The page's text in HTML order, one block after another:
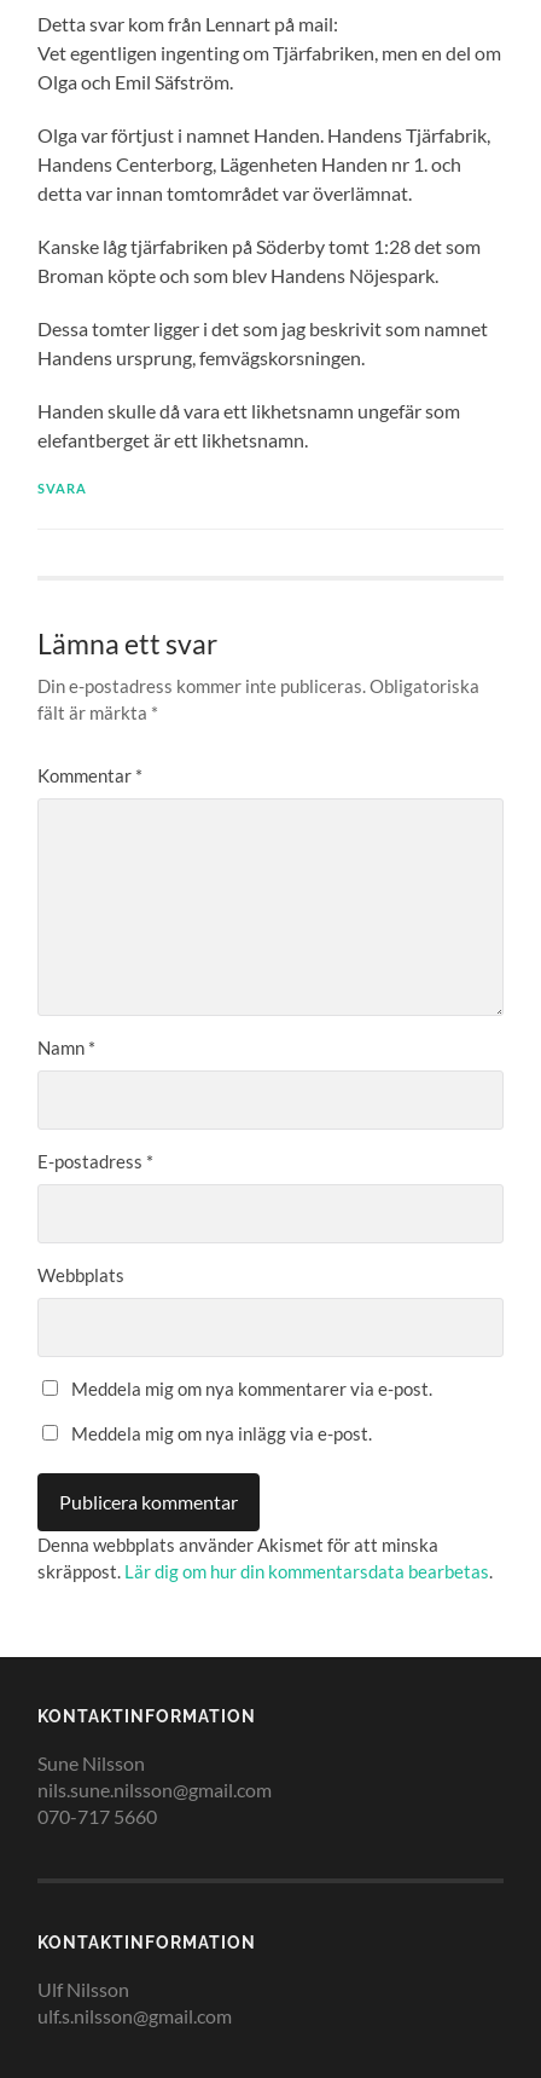
Detta svar kom från Lennart på mail:
Vet egentligen ingenting om Tjärfabriken, men en del om
Olga och Emil Säfström.
Olga var förtjust i namnet Handen. Handens Tjärfabrik,
Handens Centerborg, Lägenheten Handen nr 1. och
detta var innan tomtområdet var överlämnat.
Kanske låg tjärfabriken på Söderby tomt 1:28 det som
Broman köpte och som blev Handens Nöjespark.
Dessa tomter ligger i det som jag beskrivit som namnet
Handens ursprung, femvägskorsningen.
Handen skulle då vara ett likhetsnamn ungefär som
elefantberget är ett likhetsnamn.
SVARA
Lämna ett svar
Din e-postadress kommer inte publiceras.Obligatoriska
fält är märkta *
Kommentar *
Namn *
E-postadress *
Webbplats
Meddela mig om nya kommentarer via e-post.
Meddela mig om nya inlägg via e-post.
Denna webbplats använder Akismet för att minska
skräppost. Lär dig om hur din kommentarsdata bearbetas.
KONTAKTINFORMATION
Sune Nilsson
nils.sune.nilsson@gmail.com
070-717 5660
KONTAKTINFORMATION
Ulf Nilsson
ulf.s.nilsson@gmail.com